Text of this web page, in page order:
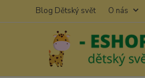
Blog Dětský svět O nás